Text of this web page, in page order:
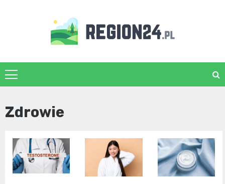
region24.pl
Zdrowie